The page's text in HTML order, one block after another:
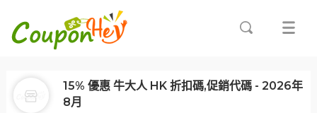
15% 優惠 牛大人 HK 折扣碼,促銷代碼 - 2026年
8月